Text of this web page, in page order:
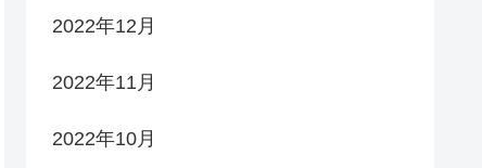
2022年12月
2022年11月
2022年10月